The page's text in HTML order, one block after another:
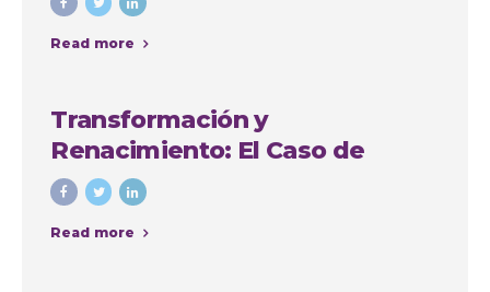
Read more
Transformación y
Renacimiento: El Caso de
Yadiris
Read more